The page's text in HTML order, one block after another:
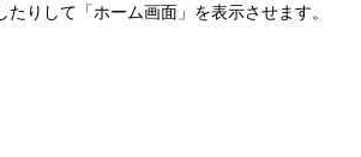
たりして「ホーム画面」を表示させます。